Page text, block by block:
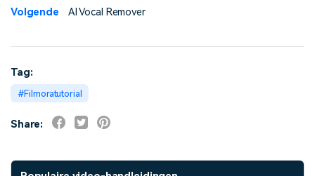
AI Vocal Remover
Volgende
Tag:
Filmoratutorial
Share: